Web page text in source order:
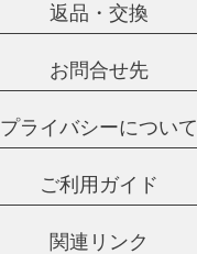
返品・交換
お問合せ先
プライバシーについて
ご利用ガイド
関連リンク